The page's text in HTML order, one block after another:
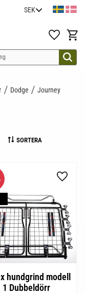
Favoriter
Dodge
Journey
SORTERA
hundgrind modell
1 Dubbeldörr
Lägg